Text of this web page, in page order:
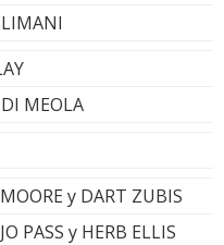
MEOLA
y DART ZUBIS
PASS y HERB ELLIS